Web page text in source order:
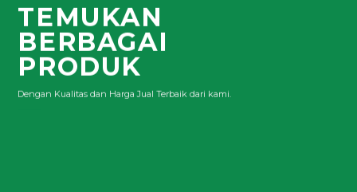
TEMUKAN
BERBAGAI
PRODUK
Dengan Kualitas dan Harga Jual Terbaik dari kami.